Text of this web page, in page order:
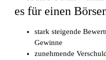
es für einen
stark steigende
Gewinne
zunehmende